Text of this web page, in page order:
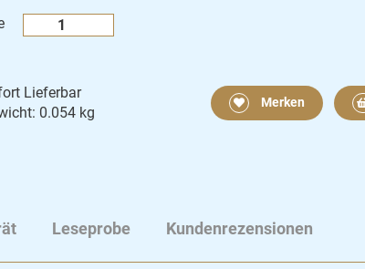
Lieferbar
0.054 kg
Merken
Leseprobe Kundenrezensionen